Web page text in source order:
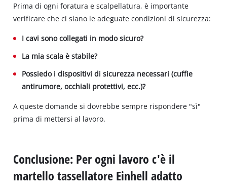
Prima di ogni foratura e scalpellatura, è importante
verificare che ci siano le adeguate condizioni di sicurezza:
I cavi sono collegati in modo sicuro?
La mia scala è stabile?
Possiedo i dispositivi di sicurezza necessari (cuffie
antirumore, occhiali protettivi, ecc.)?
A queste domande si dovrebbe sempre rispondere "sì"
prima di mettersi al lavoro.
Conclusione: Per ogni lavoro c'è il
martello tassellatore Einhell adatto